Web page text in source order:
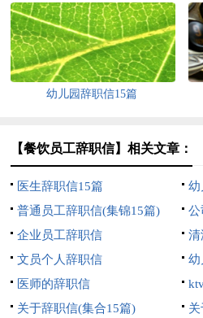
幼儿园辞职信15篇
【餐饮员工辞职信】相关文章：
医生辞职信15篇
幼
普通员工辞职信(集锦15篇)
公
企业员工辞职信
清
文员个人辞职信
幼
医师的辞职信
关于辞职信(集合15篇)